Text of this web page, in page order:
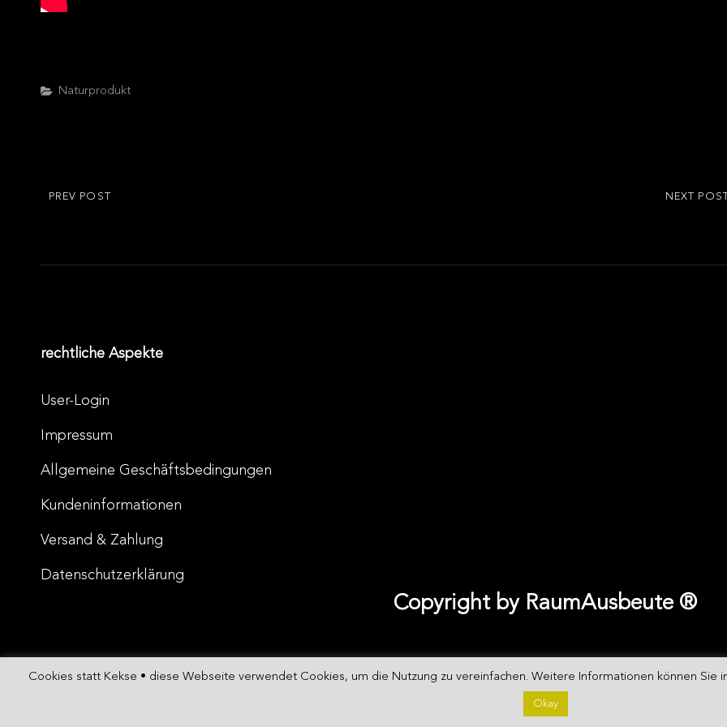
Categories
Naturprodukt
Beitragsnavigation
PREVIOUS
PREV POST NEXT
rechtliche Aspekte
User-Login
Impressum
Allgemeine Geschäftsbedingungen
Kundeninformationen
Versand & Zahlung
Datenschutzerklärung
Copyright by RaumAusbeute ®
RaumPlanung • RaumDesign • RaumKunst
Cookies statt Kekse • diese Webseite verwendet Cookies, um die Nutzung zu vereinfachen. Weitere Informationen können Sie
Okay